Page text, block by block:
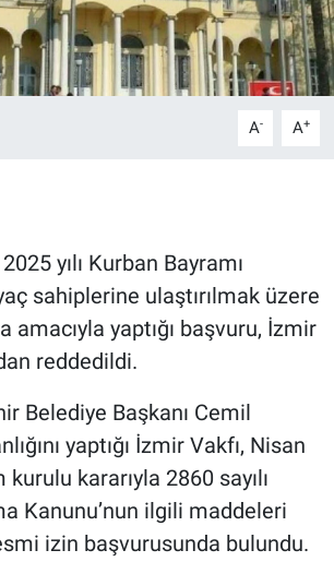
A- A+
yılı Kurban Bayramı
sahiplerine ulaştırılmak üzere
amacıyla yaptığı başvuru, İzmir
reddedildi.
Belediye Başkanı Cemil
yaptığı İzmir Vakfı, Nisan
kurulu kararıyla 2860 sayılı
Kanunu’nun ilgili maddeleri
izin başvurusunda bulundu.